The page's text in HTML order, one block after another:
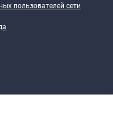
пользователей сети